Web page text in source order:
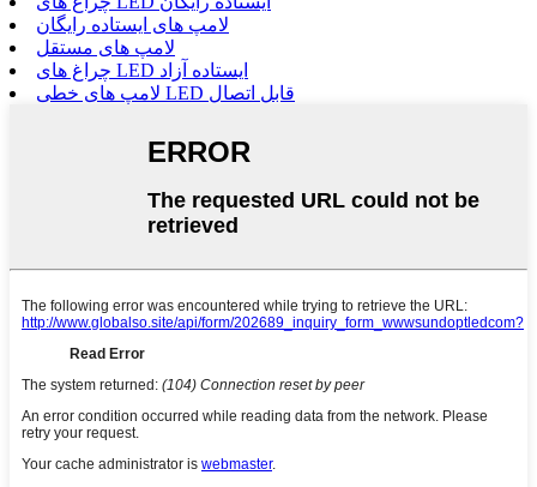
لامپ های ایستاده رایگان
لامپ های مستقل
چراغ های LED ایستاده آزاد
لامپ های خطی LED قابل اتصال